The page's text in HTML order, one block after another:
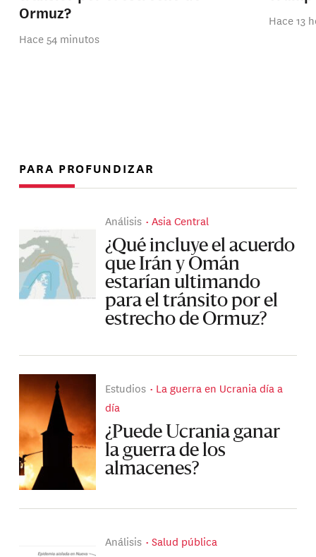
Ormuz?
Hace 54 minutos
Hace 13
PARA PROFUNDIZAR
Análisis Asia Central
¿Qué incluye el acuerdo
que Irán y Omán
estarían ultimando
para el tránsito por el
estrecho de Ormuz?
Estudios
La guerra en Ucrania día a
día
¿Puede Ucrania ganar
la guerra de los
almacenes?
Análisis Salud pública